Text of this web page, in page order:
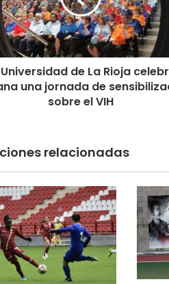
de La Rioja
una jornada de
sobre el VIH
relacionadas